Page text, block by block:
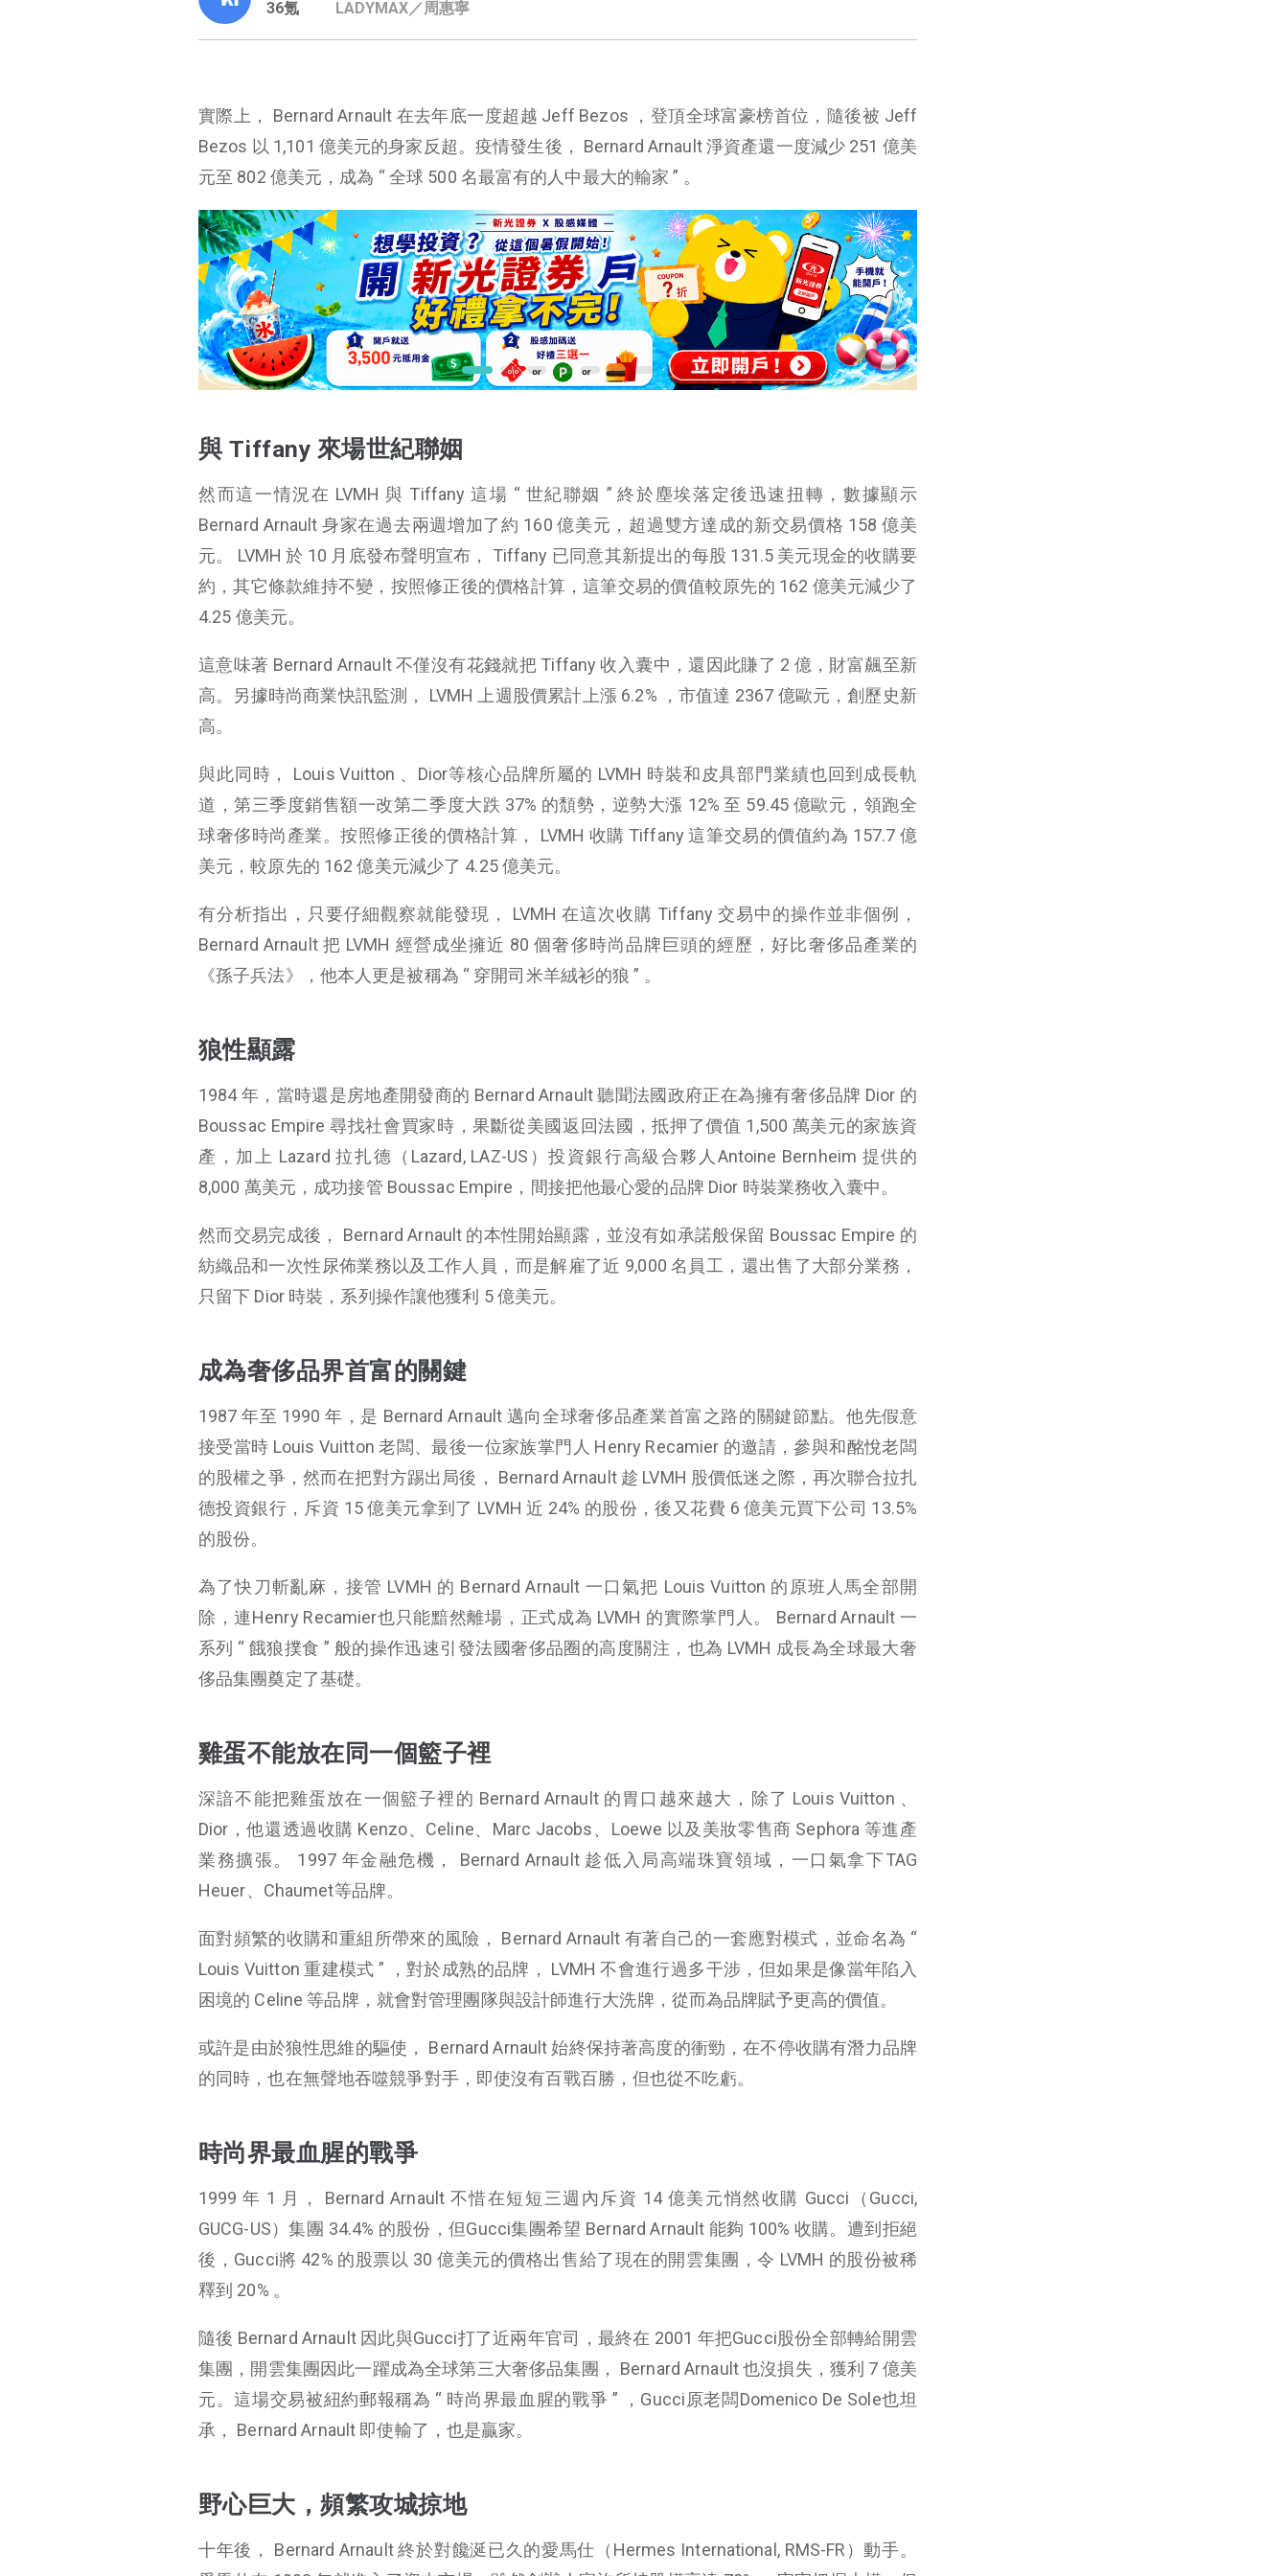
36氪 LADYMAX／周惠寧
實際上， Bernard Arnault 在去年底一度超越 Jeff Bezos ，登頂全球富豪榜首位，隨後被 Jeff
Bezos 以 1,101 億美元的身家反超。疫情發生後， Bernard Arnault 淨資產還一度減少 251 億美
元至 802 億美元，成為 “ 全球 500 名最富有的人中最大的輸家 ” 。
與 Tiffany 來場世紀聯姻
然而這一情況在 LVMH 與 Tiffany 這場 “ 世紀聯姻 ” 終於塵埃落定後迅速扭轉，數據顯示
Bernard Arnault 身家在過去兩週增加了約 160 億美元，超過雙方達成的新交易價格 158 億美
元。 LVMH 於 10 月底發布聲明宣布， Tiffany 已同意其新提出的每股 131.5 美元現金的收購要
約，其它條款維持不變，按照修正後的價格計算，這筆交易的價值較原先的 162 億美元減少了
4.25 億美元。
這意味著 Bernard Arnault 不僅沒有花錢就把 Tiffany 收入囊中，還因此賺了 2 億，財富飆至新
高。另據時尚商業快訊監測， LVMH 上週股價累計上漲 6.2% ，市值達 2367 億歐元，創歷史新
高。
與此同時， Louis Vuitton 、Dior等核心品牌所屬的 LVMH 時裝和皮具部門業績也回到成長軌
道，第三季度銷售額一改第二季度大跌 37% 的頹勢，逆勢大漲 12% 至 59.45 億歐元，領跑全
球奢侈時尚產業。按照修正後的價格計算， LVMH 收購 Tiffany 這筆交易的價值約為 157.7 億
美元，較原先的 162 億美元減少了 4.25 億美元。
有分析指出，只要仔細觀察就能發現， LVMH 在這次收購 Tiffany 交易中的操作並非個例，
Bernard Arnault 把 LVMH 經營成坐擁近 80 個奢侈時尚品牌巨頭的經歷，好比奢侈品產業的
《孫子兵法》，他本人更是被稱為 “ 穿開司米羊絨衫的狼 ” 。
狼性顯露
1984 年，當時還是房地產開發商的 Bernard Arnault 聽聞法國政府正在為擁有奢侈品牌 Dior 的
Boussac Empire 尋找社會買家時，果斷從美國返回法國，抵押了價值 1,500 萬美元的家族資
產，加上 Lazard 拉扎德（Lazard, LAZ-US）投資銀行高級合夥人Antoine Bernheim 提供的
8,000 萬美元，成功接管 Boussac Empire，間接把他最心愛的品牌 Dior 時裝業務收入囊中。
然而交易完成後， Bernard Arnault 的本性開始顯露，並沒有如承諾般保留 Boussac Empire 的
紡織品和一次性尿佈業務以及工作人員，而是解雇了近 9,000 名員工，還出售了大部分業務，
只留下 Dior 時裝，系列操作讓他獲利 5 億美元。
成為奢侈品界首富的關鍵
1987 年至 1990 年，是 Bernard Arnault 邁向全球奢侈品產業首富之路的關鍵節點。他先假意
接受當時 Louis Vuitton 老闆、最後一位家族掌門人 Henry Recamier 的邀請，參與和酩悅老闆
的股權之爭，然而在把對方踢出局後， Bernard Arnault 趁 LVMH 股價低迷之際，再次聯合拉扎
德投資銀行，斥資 15 億美元拿到了 LVMH 近 24% 的股份，後又花費 6 億美元買下公司 13.5%
的股份。
為了快刀斬亂麻，接管 LVMH 的 Bernard Arnault 一口氣把 Louis Vuitton 的原班人馬全部開
除，連Henry Recamier也只能黯然離場，正式成為 LVMH 的實際掌門人。 Bernard Arnault 一
系列 “ 餓狼撲食 ” 般的操作迅速引發法國奢侈品圈的高度關注，也為 LVMH 成長為全球最大奢
侈品集團奠定了基礎。
雞蛋不能放在同一個籃子裡
深諳不能把雞蛋放在一個籃子裡的 Bernard Arnault 的胃口越來越大，除了 Louis Vuitton 、
Dior，他還透過收購 Kenzo、Celine、Marc Jacobs、Loewe 以及美妝零售商 Sephora 等進產
業務擴張。 1997 年金融危機， Bernard Arnault 趁低入局高端珠寶領域，一口氣拿下TAG
Heuer、Chaumet等品牌。
面對頻繁的收購和重組所帶來的風險， Bernard Arnault 有著自己的一套應對模式，並命名為 “
Louis Vuitton 重建模式 ” ，對於成熟的品牌， LVMH 不會進行過多干涉，但如果是像當年陷入
困境的 Celine 等品牌，就會對管理團隊與設計師進行大洗牌，從而為品牌賦予更高的價值。
或許是由於狼性思維的驅使， Bernard Arnault 始終保持著高度的衝勁，在不停收購有潛力品牌
的同時，也在無聲地吞噬競爭對手，即使沒有百戰百勝，但也從不吃虧。
時尚界最血腥的戰爭
1999 年 1 月， Bernard Arnault 不惜在短短三週內斥資 14 億美元悄然收購 Gucci（Gucci,
GUCG-US）集團 34.4% 的股份，但Gucci集團希望 Bernard Arnault 能夠 100% 收購。遭到拒絕
後，Gucci將 42% 的股票以 30 億美元的價格出售給了現在的開雲集團，令 LVMH 的股份被稀
釋到 20% 。
隨後 Bernard Arnault 因此與Gucci打了近兩年官司，最終在 2001 年把Gucci股份全部轉給開雲
集團，開雲集團因此一躍成為全球第三大奢侈品集團， Bernard Arnault 也沒損失，獲利 7 億美
元。這場交易被紐約郵報稱為 “ 時尚界最血腥的戰爭 ” ，Gucci原老闆Domenico De Sole也坦
承， Bernard Arnault 即使輸了，也是贏家。
野心巨大，頻繁攻城掠地
十年後， Bernard Arnault 終於對饞涎已久的愛馬仕（Hermes International, RMS-FR）動手。